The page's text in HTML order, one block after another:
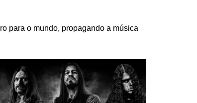
para o mundo, propagando a música